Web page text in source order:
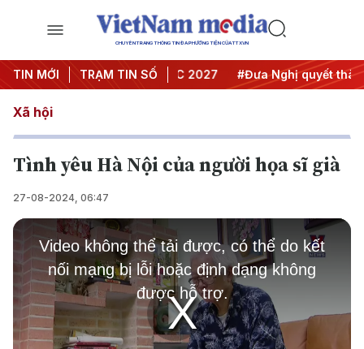
CHUYÊN TRANG THÔNG TIN ĐA PHƯƠNG TIỆN CỦA TTXVN
TIN MỚI TRẠM TIN SỐ
Trung ương 3 #APEC 2027 #Đưa Nghị quyết thành
Xã hội
Tình yêu Hà Nội của người họa sĩ già
27-08-2024, 06:47
This
modal
window.
Video không thể tải được, có thể do kết
nối mạng bị lỗi hoặc định dạng không
được hỗ trợ.